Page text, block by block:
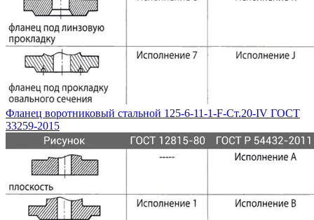
Фланец воротниковый стальной 125-6-11-1-F-Ст.20-IV ГОСТ
33259-2015